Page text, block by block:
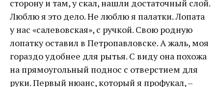
сторону и там, у скал, нашли достаточный слой.
Люблю я это дело. Не люблю я палатки. Лопата
у нас «салевовская», с ручкой. Свою родную
лопатку оставил в Петропавловске. А жаль, моя
гораздо удобнее для рытья. С виду она похожа
на прямоугольный поднос с отверстием для
руки. Первый нюанс, который я профукал, –